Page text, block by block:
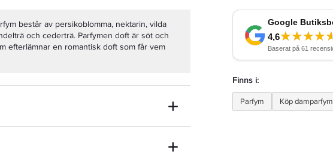
består av persikoblomma, nektarin, vilda
och cederträ. Parfymen doft är söt och
efterlämnar en romantisk doft som får vem
Finns i:
Parfym Köp damparfym